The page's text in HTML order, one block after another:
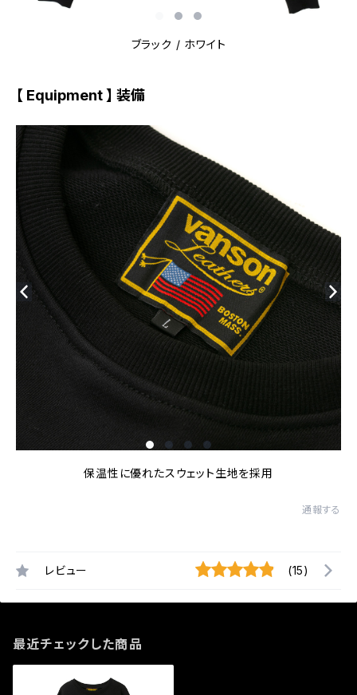
ブラック / ホワイト
【 Equipment 】 装備
保温性に優れたスウェット生地を採用
通報する
レビュー (15)
最近チェックした商品